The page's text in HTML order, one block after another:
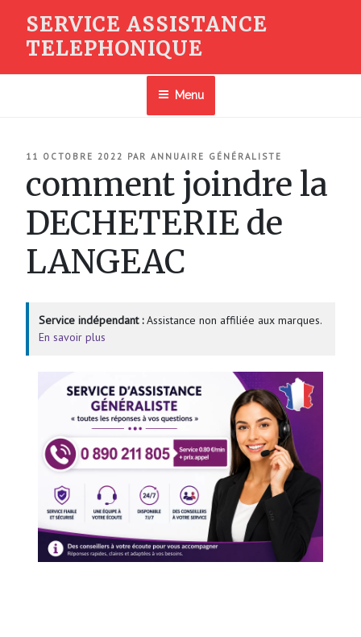
contenu
SERVICE ASSISTANCE
TELEPHONIQUE
Menu
PUBLIÉ
11 OCTOBRE 2022 PAR ANNUAIRE GÉNÉRALISTE
comment joindre la
DECHETERIE de
LANGEAC
Service indépendant :Assistance non affiliée aux marques.
En savoir plus